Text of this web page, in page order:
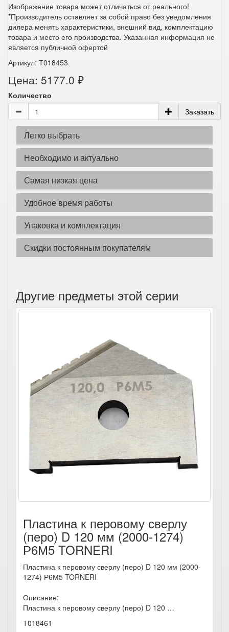
Изображение товара может отличаться от реального!
*Производитель оставляет за собой право без уведомления
дилера менять характеристики, внешний вид, комплектацию
товара и место его производства. Указанная информация не
является публичной офертой
Артикул: Т018453
Цена: 5177.0 ₽
Количество
Заказать
Легко выбрать
Необходимо и актуально
Самая низкая цена
Удобное время работы
Упаковка и комплектация
Скидки постоянным покупателям
Другие предметы этой серии
Пластина к перовому сверлу
(перо) D 120 мм (2000-1274)
Р6М5 TORNERI
Пластина к перовому сверлу (перо) D 120 мм (2000-
1274) Р6М5 TORNERI
Описание:
Пластина к перовому сверлу (перо) D 120 …
Т018461